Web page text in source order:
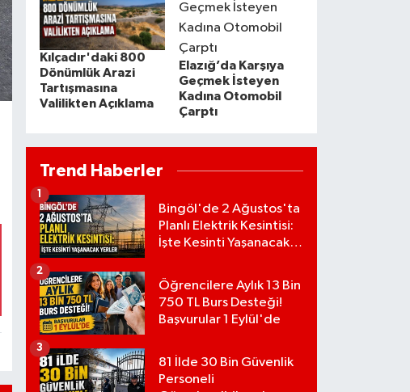
Kılçadır'daki 800
Dönümlük Arazi
Tartışmasına
Valilikten Açıklama
Elazığ’da Karşıya
Geçmek İsteyen
Kadına Otomobil
Çarptı
Trend Haberler
Bingöl'de 2 Ağustos'ta
Planlı Elektrik Kesintisi:
İşte Kesinti Yaşanacak
1
Öğrencilere Aylık 13 Bin
750 TL Burs Desteği!
Başvurular 1 Eylül'de
2
81 İlde 30 Bin Güvenlik
Personeli
3